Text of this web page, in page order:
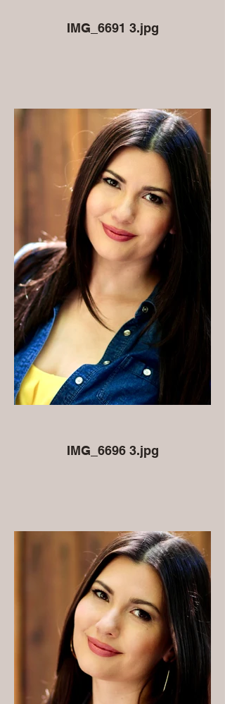
IMG_6691 3.jpg
IMG_6696 3.jpg